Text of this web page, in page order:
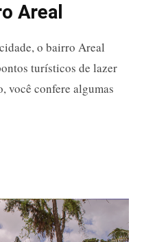
Areal
o bairro Areal
turísticos de lazer
você confere algumas